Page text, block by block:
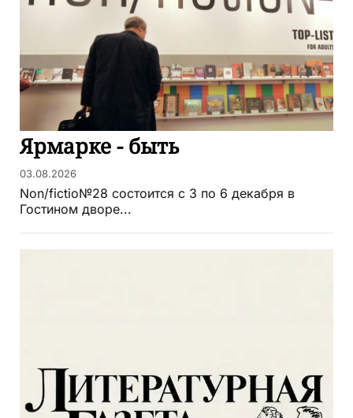
Ярмарке - быть
03.08.2026
Non/fictio№28 состоится с 3 по 6 декабря в
Гостином дворе...